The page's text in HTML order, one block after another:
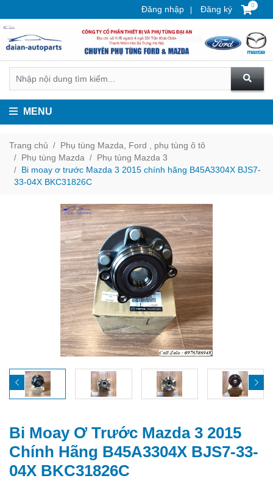
Đăng nhập Đăng ký 0
MENU
Trang chủ
Phụ tùng Mazda, Ford , phụ tùng ô tô
Phụ tùng Mazda
Phụ tùng Mazda 3
Bi moay ơ trước Mazda 3 2015 chính hãng B45A3304X BJS7-
33-04X BKC31826C
Bi Moay Ơ Trước Mazda 3 2015
Chính Hãng B45A3304X BJS7-33-
04X BKC31826C